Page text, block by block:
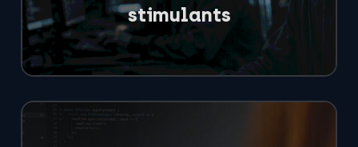
stimulants